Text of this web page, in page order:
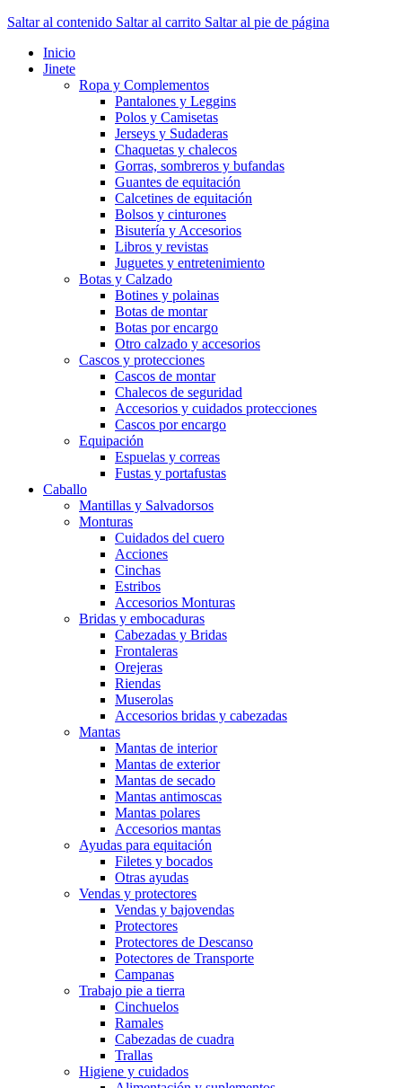
Saltar al contenido Saltar al carrito Saltar al pie de página
Inicio
Jinete
Ropa y Complementos
Pantalones y Leggins
Polos y Camisetas
Jerseys y Sudaderas
Chaquetas y chalecos
Gorras, sombreros y bufandas
Guantes de equitación
Calcetines de equitación
Bolsos y cinturones
Bisutería y Accesorios
Libros y revistas
Juguetes y entretenimiento
Botas y Calzado
Botines y polainas
Botas de montar
Botas por encargo
Otro calzado y accesorios
Cascos y protecciones
Cascos de montar
Chalecos de seguridad
Accesorios y cuidados protecciones
Cascos por encargo
Equipación
Espuelas y correas
Fustas y portafustas
Caballo
Mantillas y Salvadorsos
Monturas
Cuidados del cuero
Acciones
Cinchas
Estribos
Accesorios Monturas
Bridas y embocaduras
Cabezadas y Bridas
Frontaleras
Orejeras
Riendas
Muserolas
Accesorios bridas y cabezadas
Mantas
Mantas de interior
Mantas de exterior
Mantas de secado
Mantas antimoscas
Mantas polares
Accesorios mantas
Ayudas para equitación
Filetes y bocados
Otras ayudas
Vendas y protectores
Vendas y bajovendas
Protectores
Protectores de Descanso
Potectores de Transporte
Campanas
Trabajo pie a tierra
Cinchuelos
Ramales
Cabezadas de cuadra
Trallas
Higiene y cuidados